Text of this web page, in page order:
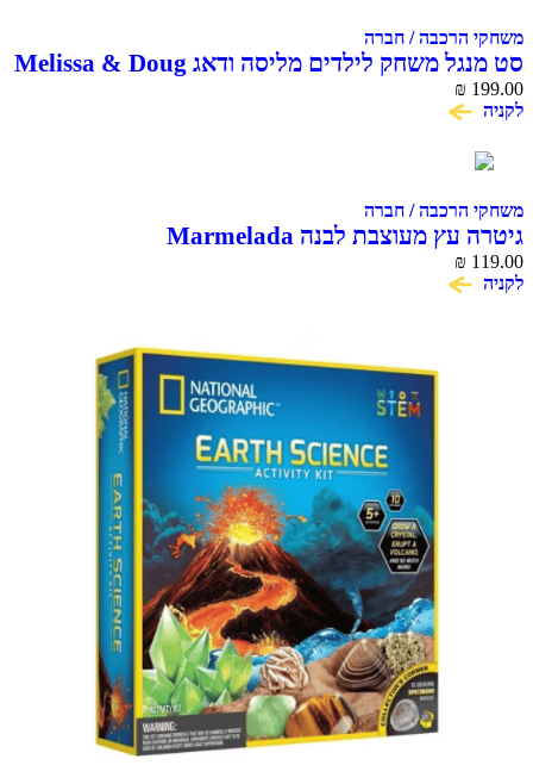
משחקי הרכבה / חברה
סט מנגל משחק לילדים מליסה ודאג Melissa & Doug
₪ 199.00
לקניה
משחקי הרכבה / חברה
גיטרה עץ מעוצבת לבנה Marmelada
₪ 119.00
לקניה